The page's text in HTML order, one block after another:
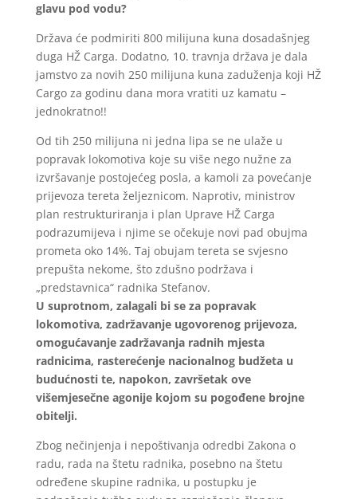
glavu pod vodu?
Država će podmiriti 800 milijuna kuna dosadašnjeg
duga HŽ Carga. Dodatno, 10. travnja država je dala
jamstvo za novih 250 milijuna kuna zaduženja koji HŽ
Cargo za godinu dana mora vratiti uz kamatu –
jednokratno!!
Od tih 250 milijuna ni jedna lipa se ne ulaže u
popravak lokomotiva koje su više nego nužne za
izvršavanje postojećeg posla, a kamoli za povećanje
prijevoza tereta željeznicom. Naprotiv, ministrov
plan restrukturiranja i plan Uprave HŽ Carga
podrazumijeva i njime se očekuje novi pad obujma
prometa oko 14%. Taj obujam tereta se svjesno
prepušta nekome, što zdušno podržava i
„predstavnica“ radnika Stefanov.
U suprotnom, zalagali bi se za popravak
lokomotiva, zadržavanje ugovorenog prijevoza,
omogućavanje zadržavanja radnih mjesta
radnicima, rasterećenje nacionalnog budžeta u
budućnosti te, napokon, završetak ove
višemjesečne agonije kojom su pogođene brojne
obitelji.
Zbog nečinjenja i nepoštivanja odredbi Zakona o
radu, rada na štetu radnika, posebno na štetu
određene skupine radnika, u postupku je